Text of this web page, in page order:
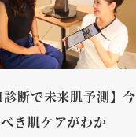
診断で未来肌予測】今
き肌ケアがわか